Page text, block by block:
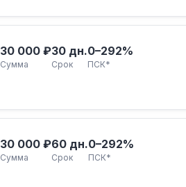
30 000 ₽
Сумма
30 дн.
Срок
0–292%
ПСК*
30 000 ₽
Сумма
60 дн.
Срок
0–292%
ПСК*